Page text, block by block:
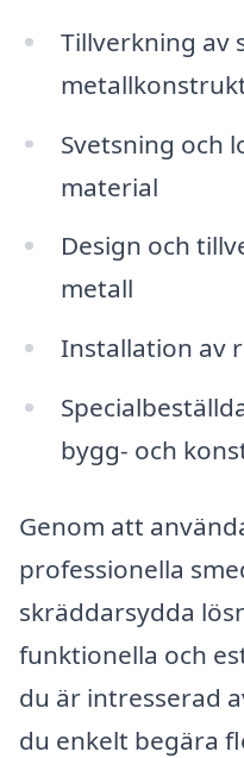
Tillverkning av
Svetsning och
material
Design och
metall
Installation av
bygg- och
Genom att
professionella
skräddarsydda
funktionella och
du är intresserad
du enkelt begära